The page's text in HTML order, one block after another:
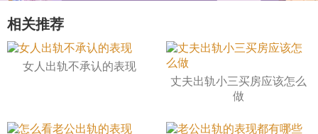
相关推荐
女人出轨不承认的表现
丈夫出轨小三买房应该怎么
做